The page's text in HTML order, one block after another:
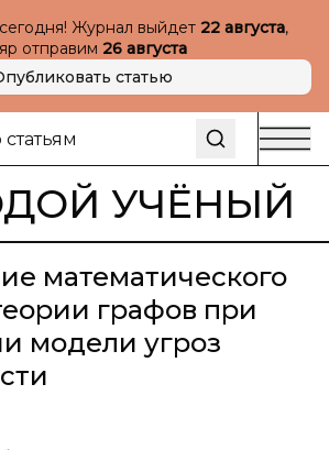
Журнал выйдет 22 августа,
отправим 26 августа
статью
УЧЁНЫЙ
математического
графов при
модели угроз